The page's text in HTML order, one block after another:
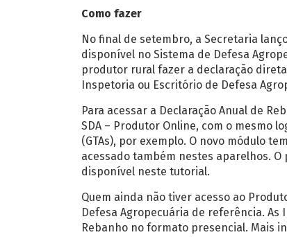
Como fazer
No final de setembro, a Secretaria
disponível no Sistema de Defesa
produtor rural fazer a declaração
Inspetoria ou Escritório de Defesa
Para acessar a Declaração Anual de
SDA – Produtor Online, com o mesmo
(GTAs), por exemplo. O novo módulo
acessado também nestes aparelhos.
disponível neste tutorial.
Quem ainda não tiver acesso ao
Defesa Agropecuária de referência. As
Rebanho no formato presencial. Mais